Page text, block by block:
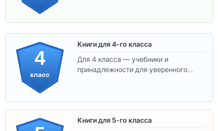
4
класс
Книги для 4-го класса
Для 4 класса — учебники и
принадлежности для уверенного
Книги для 5-го класса